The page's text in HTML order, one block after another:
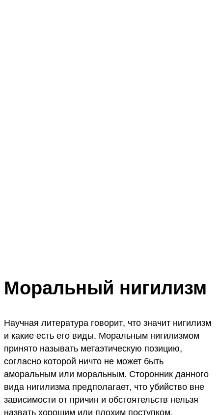
Моральный нигилизм
Научная литература говорит, что значит нигилизм
и какие есть его виды. Моральным нигилизмом
принято называть метаэтическую позицию,
согласно которой ничто не может быть
аморальным или моральным. Сторонник данного
вида нигилизма предполагает, что убийство вне
зависимости от причин и обстоятельств нельзя
назвать хорошим или плохим поступком.